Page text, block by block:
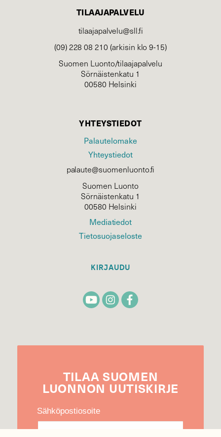
TILAAJAPALVELU
tilaajapalvelu@sll.fi
(09) 228 08 210 (arkisin klo 9-15)
Suomen Luonto/tilaajapalvelu
Sörnäistenkatu 1
00580 Helsinki
YHTEYSTIEDOT
Palautelomake
Yhteystiedot
palaute@suomenluonto.fi
Suomen Luonto
Sörnäistenkatu 1
00580 Helsinki
Mediatiedot
Tietosuojaseloste
KIRJAUDU
TILAA SUOMEN
LUONNON UUTIS­KIRJE
Sähköpostiosoite